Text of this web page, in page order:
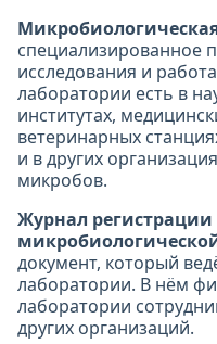
специализированное
исследования и
лаборатории есть в
институтах,
ветеринарных
и в других
микробов.
Журнал
документ, который
лаборатории. В нём
лаборатории
других организаций.